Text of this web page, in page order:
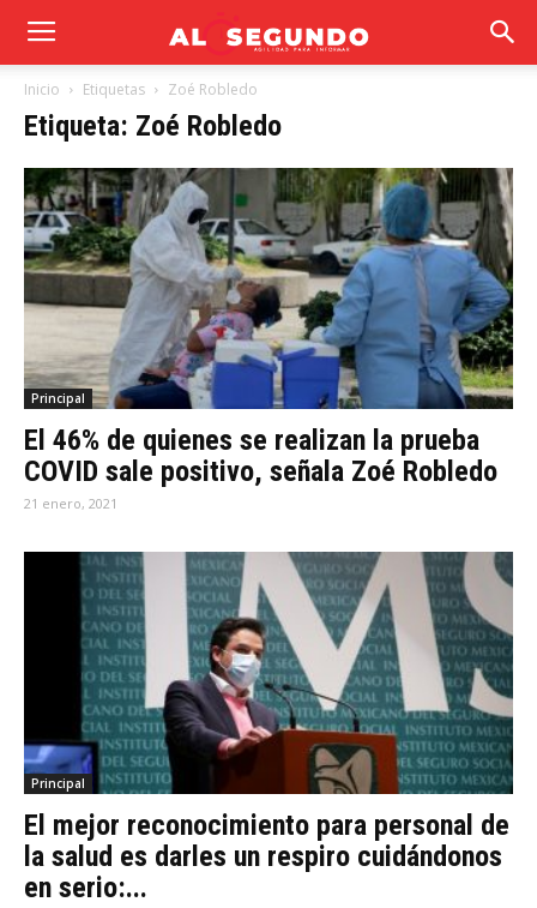
Inicio Etiquetas Zoé Robledo
Etiqueta: Zoé Robledo
Principal
El 46% de quienes se realizan la prueba
COVID sale positivo, señala Zoé Robledo
21 enero, 2021
Principal
El mejor reconocimiento para personal de
la salud es darles un respiro cuidándonos
en serio:...